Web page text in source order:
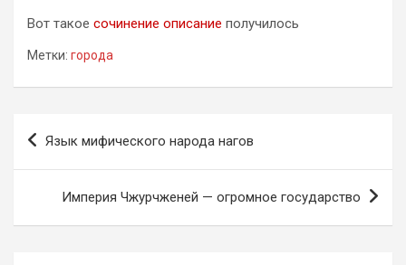
Вот такое сочинение описание получилось
Метки: города
Навигация
Язык мифического народа нагов
Империя Чжурчженей — огромное государство